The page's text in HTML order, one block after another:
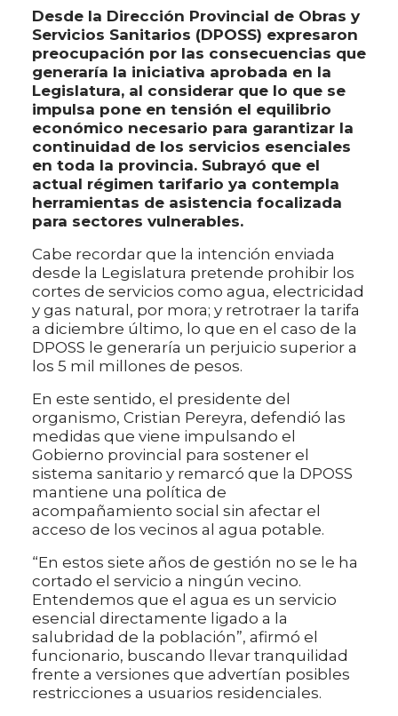
Desde la Dirección Provincial de Obras y
Servicios Sanitarios (DPOSS) expresaron
preocupación por las consecuencias que
generaría la iniciativa aprobada en la
Legislatura, al considerar que lo que se
impulsa pone en tensión el equilibrio
económico necesario para garantizar la
continuidad de los servicios esenciales
en toda la provincia. Subrayó que el
actual régimen tarifario ya contempla
herramientas de asistencia focalizada
para sectores vulnerables.
Cabe recordar que la intención enviada
desde la Legislatura pretende prohibir los
cortes de servicios como agua, electricidad
y gas natural, por mora; y retrotraer la tarifa
a diciembre último, lo que en el caso de la
DPOSS le generaría un perjuicio superior a
los 5 mil millones de pesos.
En este sentido, el presidente del
organismo, Cristian Pereyra, defendió las
medidas que viene impulsando el
Gobierno provincial para sostener el
sistema sanitario y remarcó que la DPOSS
mantiene una política de
acompañamiento social sin afectar el
acceso de los vecinos al agua potable.
“En estos siete años de gestión no se le ha
cortado el servicio a ningún vecino.
Entendemos que el agua es un servicio
esencial directamente ligado a la
salubridad de la población”, afirmó el
funcionario, buscando llevar tranquilidad
frente a versiones que advertían posibles
restricciones a usuarios residenciales.